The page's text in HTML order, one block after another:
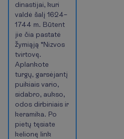
dinastijai, kuri
valdė šalį 1624–
1744 m. Būtent
jie čia pastatė
žymiąją *Nizvos
tvirtovę.
Aplankote
turgų, garsėjantį
puikiais vario,
sidabro, aukso,
odos dirbiniais ir
keramika. Po
pietų tęsiate
kelionę link